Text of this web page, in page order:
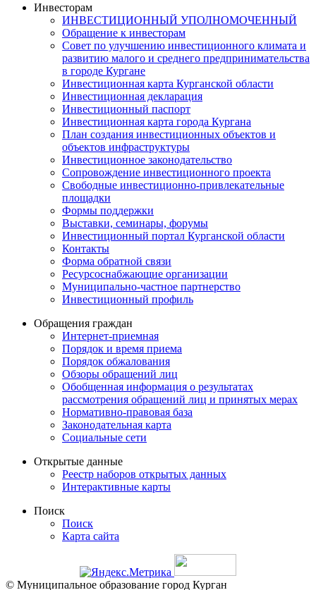
Инвесторам
ИНВЕСТИЦИОННЫЙ УПОЛНОМОЧЕННЫЙ
Обращение к инвесторам
Совет по улучшению инвестиционного климата и
развитию малого и среднего предпринимательства
в городе Кургане
Инвестиционная карта Курганской области
Инвестиционная декларация
Инвестиционный паспорт
Инвестиционная карта города Кургана
План создания инвестиционных объектов и
объектов инфраструктуры
Инвестиционное законодательство
Сопровождение инвестиционного проекта
Свободные инвестиционно-привлекательные
площадки
Формы поддержки
Выставки, семинары, форумы
Инвестиционный портал Курганской области
Контакты
Форма обратной связи
Ресурсоснабжающие организации
Муниципально-частное партнерство
Инвестиционный профиль
Обращения граждан
Интернет-приемная
Порядок и время приема
Порядок обжалования
Обзоры обращений лиц
Обобщенная информация о результатах
рассмотрения обращений лиц и принятых мерах
Нормативно-правовая база
Законодательная карта
Социальные сети
Открытые данные
Реестр наборов открытых данных
Интерактивные карты
Поиск
Поиск
Карта сайта
© Муниципальное образование город Курган